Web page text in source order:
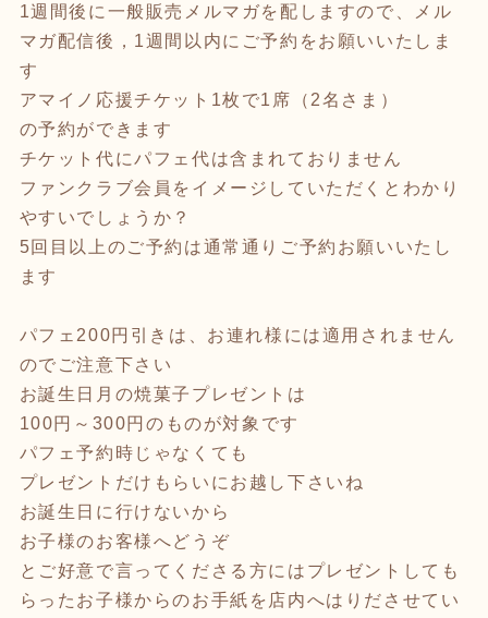
1週間後に一般販売メルマガを配しますので、メル
マガ配信後，1週間以内にご予約をお願いいたしま
す
アマイノ応援チケット1枚で1席（2名さま）
の予約ができます
チケット代にパフェ代は含まれておりません
ファンクラブ会員をイメージしていただくとわかり
やすいでしょうか？
5回目以上のご予約は通常通りご予約お願いいたし
ます
パフェ200円引きは、お連れ様には適用されません
のでご注意下さい
お誕生日月の焼菓子プレゼントは
100円～300円のものが対象です
パフェ予約時じゃなくても
プレゼントだけもらいにお越し下さいね
お誕生日に行けないから
お子様のお客様へどうぞ
とご好意で言ってくださる方にはプレゼントしても
らったお子様からのお手紙を店内へはりださせてい